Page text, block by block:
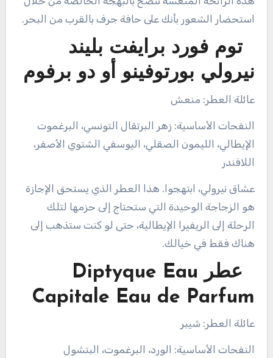
استحضار الشعور بأنك على حافة جرف بالقرب من البحر.
توم فورد برايفت بليند
نيرولي بورتوفينو أو دو برفوم
عائلة العطر: منعش
النفحات الأساسية: زهر البرتقال التونسي، البرغموت
الإيطالي، الليمون الصقلي، اليوسفي الشتوي الأصفر،
اللافندر
عشاق نيرولي، ابتهجوا. هذا العطر الذي يستحق الإجازة
هو الزجاجة الوحيدة التي ستحتاج إلى حزمها لتلك
الرحلة إلى الريفيرا الإيطالية، حتى لو كنت ستذهب إلى
هناك فقط في خيالك.
عطر Diptyque Eau
Capitale Eau de Parfum
عائلة العطر: شيبر
النفحات الأساسية: الورد، البرغموت، البتشول